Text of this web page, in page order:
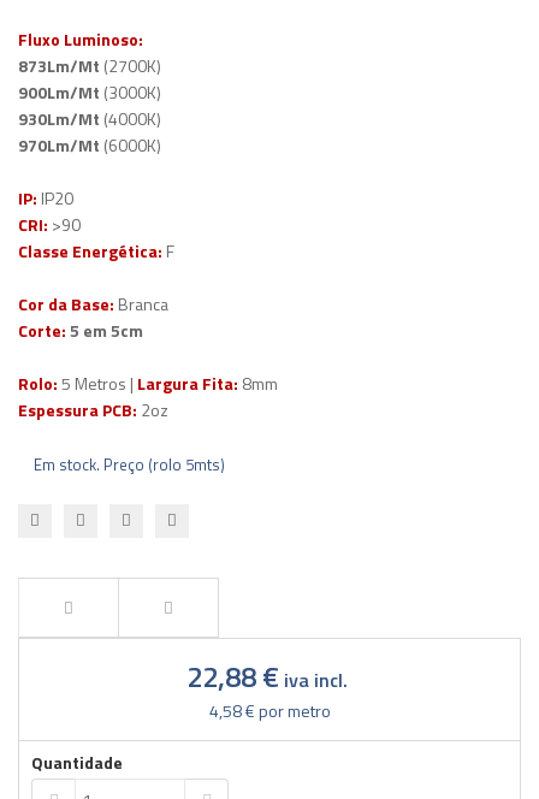
Fluxo Luminoso:
873Lm/Mt (2700K)
900Lm/Mt (3000K)
930Lm/Mt (4000K)
970Lm/Mt (6000K)
IP: IP20
CRI: >90
Classe Energética: F
Cor da Base: Branca
Corte:5 em 5cm
Rolo:5 Metros | Largura Fita: 8mm
Espessura PCB: 2oz
Em stock. Preço (rolo 5mts)
22,88 € iva incl.
4,58 €por metro
Quantidade